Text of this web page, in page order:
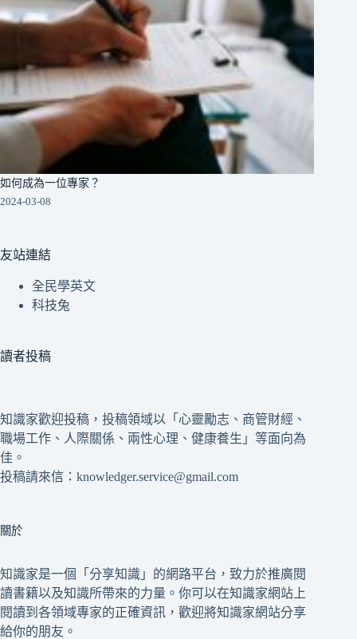
如何成為一位專家？
2024-03-08
友站連結
全民學英文
科技兔
讀者投稿
知識家歡迎投稿，投稿領域以「心靈勵志、商管財經、
職場工作、人際關係、兩性心理、健康養生」等面向為
佳。
投稿請來信：knowledger.service@gmail.com
關於
知識家是一個「分享知識」的網路平台，致力於推廣閱
讀書籍以及知識所帶來的力量。你可以在知識家網站上
閱讀到各領域專家的正確資訊，歡迎將知識家網站分享
給你的朋友。